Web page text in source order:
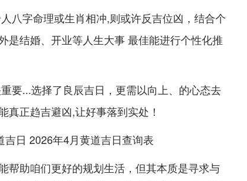
八字命理或生肖相冲,则或许反吉位凶， 结合个
是结婚、开业等人生大事 最佳能进行个性化推
要...选择了良辰吉日，更需以向上、的心态去
真正趋吉避凶,让好事落到实处！
帮助咱们更好的规划生活，但其本质是寻求与